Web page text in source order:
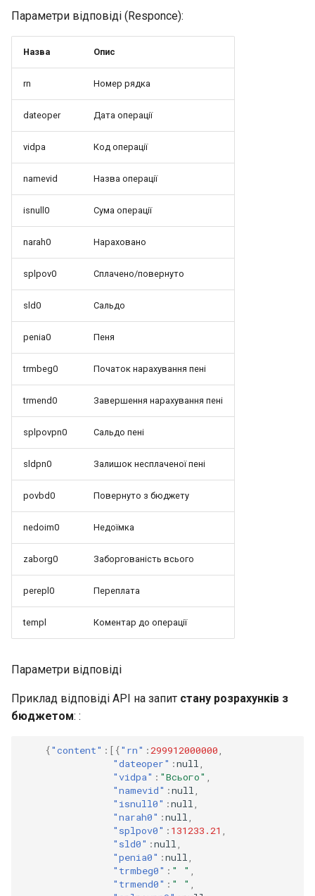
Параметри відповіді (Responce):
Назва Опис
rn Номер рядка
dateoper Дата операції
vidpa Код операції
namevid Назва операції
isnull0 Сума операції
narah0 Нараховано
splpov0 Сплачено/повернуто
sld0 Сальдо
penia0 Пеня
trmbeg0 Початок нарахування пені
trmend0 Завершення нарахування пені
splpovpn0 Сальдо пені
sldpn0 Залишок несплаченої пені
povbd0 Повернуто з бюджету
nedoim0 Недоїмка
zaborg0 Заборгованість всього
perepl0 Переплата
templ Коментар до операції
Параметри відповіді
Приклад відповіді API на запит стану розрахунків з
бюджетом: :
{"content" :[{"rn" : 299912000000
"dateoper" :null
"vidpa" : "Всього"
"namevid" :null
"isnull0" :null
"narah0" :null
"splpov0" : 131233.21
"sld0" :null
"penia0" :null
"trmbeg0" : " "
"trmend0" : " "